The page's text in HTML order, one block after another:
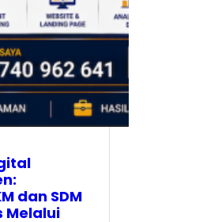
dan SDM
Melalui